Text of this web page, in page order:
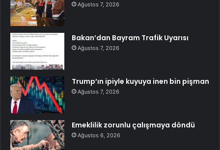
Ağustos 7, 2026
Bakan’dan Bayram Trafik Uyarısı
Ağustos 7, 2026
Trump’ın ipiyle kuyuya inen bin pişman
Ağustos 7, 2026
Emeklilik zorunlu çalışmaya döndü
Ağustos 6, 2026